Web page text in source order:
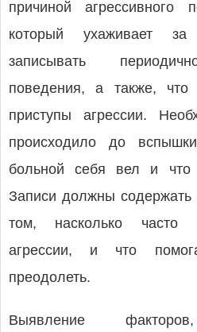
причиной агрессивного
который ухаживает
записывать
поведения, а также, что
приступы агрессии.
происходило до
больной себя вел и что
Записи должны
том, насколько часто
агрессии, и что
преодолеть.
Выявление